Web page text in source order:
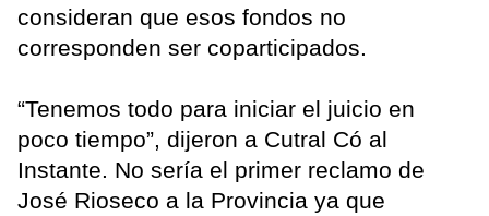
consideran que esos fondos no
corresponden ser coparticipados.
“Tenemos todo para iniciar el juicio en
poco tiempo”, dijeron a Cutral Có al
Instante. No sería el primer reclamo de
José Rioseco a la Provincia ya que